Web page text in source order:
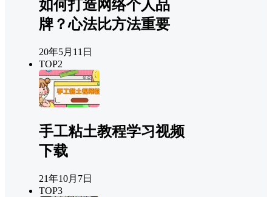
如何打造网络个人品
牌？心法比方法重要
20年5月11日
TOP2
手工粘土教程学习视频
下载
21年10月7日
TOP3